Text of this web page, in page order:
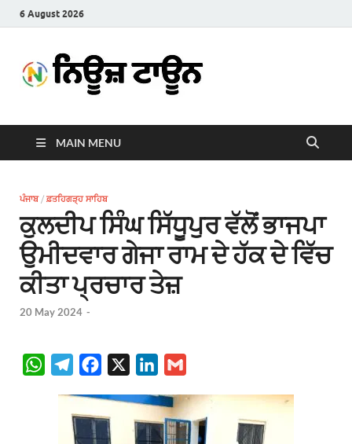
6 August 2026
Town
MAIN MENU
ਪੰਜਾਬ/ ਫ਼ਤਹਿਗੜ੍ਹ ਸਾਹਿਬ
ਕੁਲਦੀਪ ਸਿੰਘ ਸਿੱਧੂਪੁਰ ਵੱਲੋਂ ਭਾਜਪਾ
ਉਮੀਦਵਾਰ ਗੇਜਾ ਰਾਮ ਦੇ ਹੱਕ ਦੇ ਵਿੱਚ
ਕੀਤਾ ਪ੍ਰਚਾਰ ਤੇਜ਼
20 May 2024 -
W
e
e
n
k
a
i